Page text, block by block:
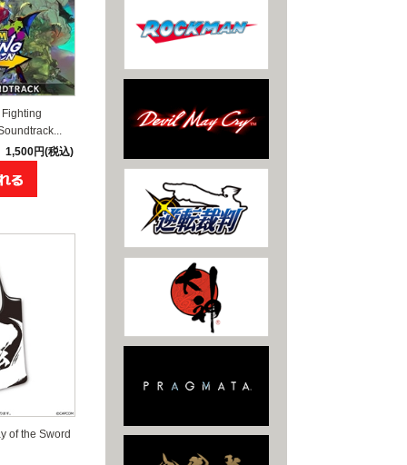
1,500円(税込)
of the Sword